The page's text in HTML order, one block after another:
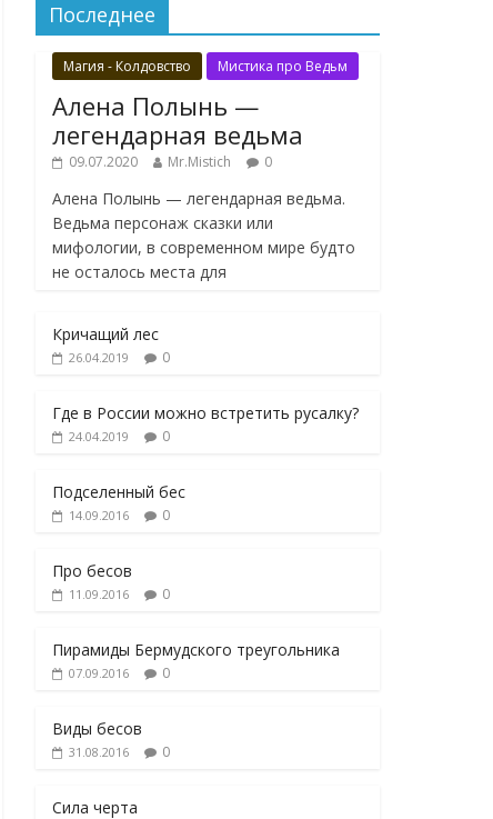
Последнее
Магия - Колдовство Мистика про Ведьм
Алена Полынь —
легендарная ведьма
09.07.2020 Mr.Mistich 0
Алена Полынь — легендарная ведьма.
Ведьма персонаж сказки или
мифологии, в современном мире будто
не осталось места для
Кричащий лес
26.04.2019 0
Где в России можно встретить русалку?
24.04.2019 0
Подселенный бес
14.09.2016 0
Про бесов
11.09.2016 0
Пирамиды Бермудского треугольника
07.09.2016 0
Виды бесов
31.08.2016 0
Сила черта